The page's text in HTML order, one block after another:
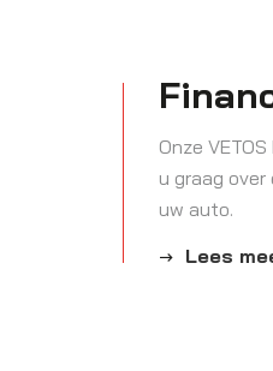
Onze
u graag
uw auto.
Lees